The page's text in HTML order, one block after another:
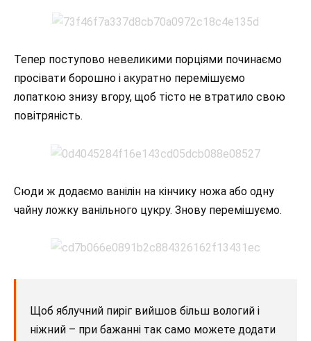
Тепер поступово невеликими порціями починаємо
просівати борошно і акуратно перемішуємо
лопаткою знизу вгору, щоб тісто не втратило свою
повітряність.
Сюди ж додаємо ванілін на кінчику ножа або одну
чайну ложку ванільного цукру. Знову перемішуємо.
Щоб яблучний пиріг вийшов більш вологий і
ніжний – при бажанні так само можете додати